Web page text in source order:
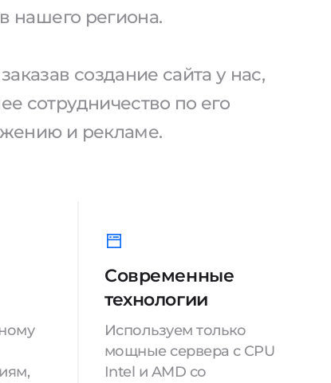
нашего региона.
создание сайта у нас,
сотрудничество по его
и рекламе.
Современные
технологии
Используем только
мощные сервера с CPU
Intel и AMD со